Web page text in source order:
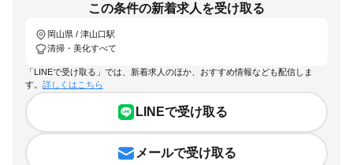
この条件の新着求人を受け取る
岡山県 / 津山口駅
清掃・美化すべて
「LINEで受け取る」では、新着求人のほか、おすすめ情報なども配信しま
す。 詳しくはこちら
LINEで受け取る
メールで受け取る